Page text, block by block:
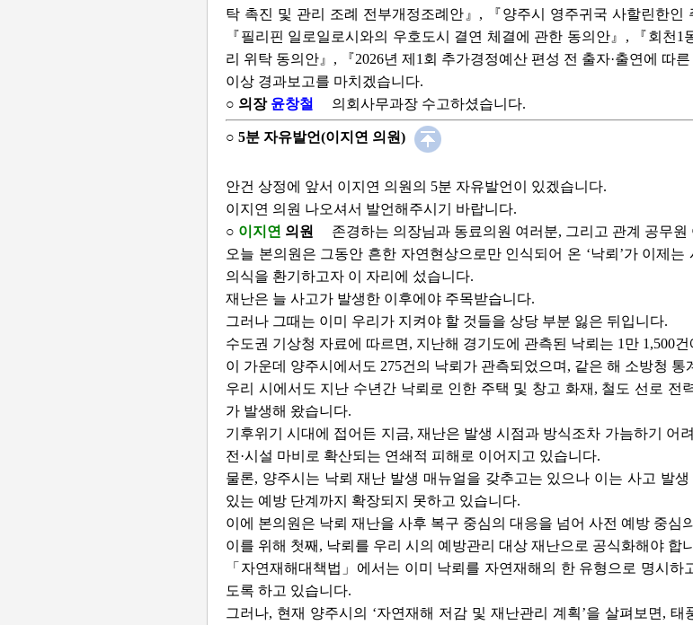
탁 촉진 및 관리 조례 전부개정조례안』, 『양주시 영주귀국 사할린한
『필리핀 일로일로시와의 우호도시 결연 체결에 관한 동의안』, 『회
리 위탁 동의안』, 『2026년 제1회 추가경정예산 편성 전 출자·출연에 따
이상 경과보고를 마치겠습니다.
○ 의장 윤창철 의회사무과장 수고하셨습니다.
○ 5분 자유발언(이지연 의원)
안건 상정에 앞서 이지연 의원의 5분 자유발언이 있겠습니다.
이지연 의원 나오셔서 발언해주시기 바랍니다.
○ 이지연 의원
존경하는 의장님과 동료의원 여러분, 그리고 관계 공무
오늘 본의원은 그동안 흔한 자연현상으로만 인식되어 온 ‘낙뢰’가 이제
의식을 환기하고자 이 자리에 섰습니다.
재난은 늘 사고가 발생한 이후에야 주목받습니다.
그러나 그때는 이미 우리가 지켜야 할 것들을 상당 부분 잃은 뒤입니다.
수도권 기상청 자료에 따르면, 지난해 경기도에 관측된 낙뢰는 1만 1,500
이 가운데 양주시에서도 275건의 낙뢰가 관측되었으며, 같은 해 소방청
우리 시에서도 지난 수년간 낙뢰로 인한 주택 및 창고 화재, 철도 선로 전
가 발생해 왔습니다.
기후위기 시대에 접어든 지금, 재난은 발생 시점과 방식조차 가늠하기 어
전·시설 마비로 확산되는 연쇄적 피해로 이어지고 있습니다.
물론, 양주시는 낙뢰 재난 발생 매뉴얼을 갖추고는 있으나 이는 사고 발
있는 예방 단계까지 확장되지 못하고 있습니다.
이에 본의원은 낙뢰 재난을 사후 복구 중심의 대응을 넘어 사전 예방 중
이를 위해 첫째, 낙뢰를 우리 시의 예방관리 대상 재난으로 공식화해야 합
「자연재해대책법」에서는 이미 낙뢰를 자연재해의 한 유형으로 명시
도록 하고 있습니다.
그러나, 현재 양주시의 ‘자연재해 저감 및 재난관리 계획’을 살펴보면,